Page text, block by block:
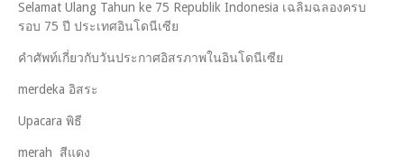
Selamat Ulang Tahun ke 75 Republik Indonesia เฉลิมฉลองครบ
รอบ 75 ปี ประเทศอินโดนีเซีย
คำศัพท์เกี่ยวกับวันประกาศอิสรภาพในอินโดนีเซีย
merdeka อิสระ
Upacara พิธี
merah สีแดง